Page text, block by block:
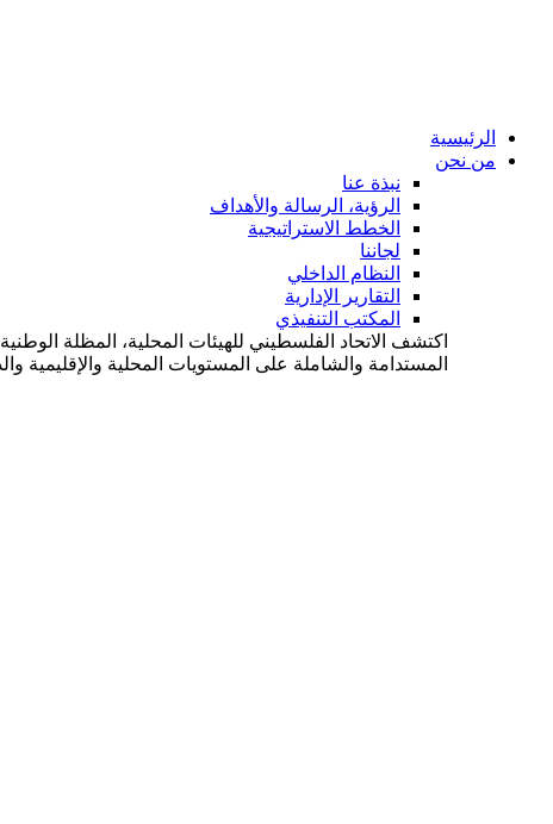
الرئيسية
من نحن
نبذة عنا
الرؤية، الرسالة والأهداف
الخطط الاستراتيجية
لجاننا
النظام الداخلي
التقارير الإدارية
المكتب التنفيذي
اكتشف الاتحاد الفلسطيني للهيئات المحلية، المظلة
المستدامة والشاملة على المستويات المحلية والإقليمية